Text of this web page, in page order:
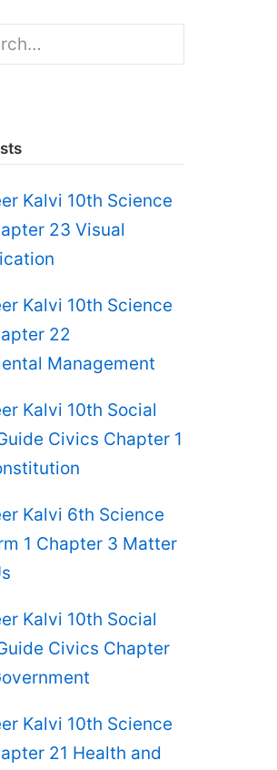
Kalvi 10th Science
23 Visual
Kalvi 10th Science
22
Management
Kalvi 10th Social
Civics Chapter 1
Kalvi 6th Science
1 Chapter 3 Matter
Kalvi 10th Social
Civics Chapter
Kalvi 10th Science
21 Health and